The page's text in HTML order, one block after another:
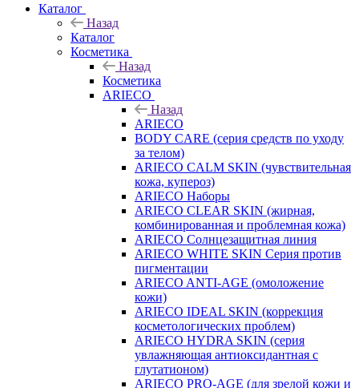
Каталог
Назад
Каталог
Косметика
Назад
Косметика
ARIECO
Назад
ARIECO
BODY CARE (серия средств по уходу
за телом)
ARIECO CALM SKIN (чувствительная
кожа, купероз)
ARIECO Наборы
ARIECO CLEAR SKIN (жирная,
комбинированная и проблемная кожа)
ARIECO Солнцезащитная линия
ARIECO WHITE SKIN Серия против
пигментации
ARIECO ANTI-AGE (омоложение
кожи)
ARIECO IDEAL SKIN (коррекция
косметологических проблем)
ARIECO HYDRA SKIN (серия
увлажняющая антиоксидантная с
глутатионом)
ARIECO PRO-AGE (для зрелой кожи и